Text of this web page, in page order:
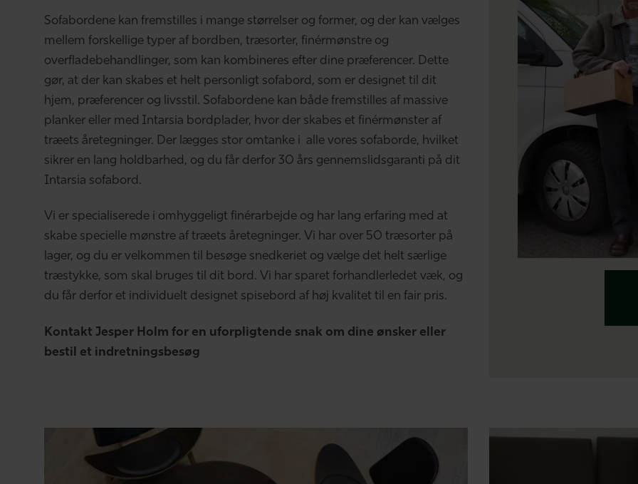
Sofabordene kan fremstilles i mange størrelser og former, og der kan vælges
mellem forskellige typer af bordben, træsorter, finérmønstre og
overfladebehandlinger, som kan kombineres efter dine præferencer. Dette
gør, at der kan skabes et helt personligt sofabord, som er designet til dit
hjem, præferencer og livsstil. Sofabordene kan både fremstilles af massive
planker eller med Intarsia bordplader, hvor der skabes et finérmønster af
træets åretegninger. Der lægges stor omtanke i alle vores sofaborde, hvilket
sikrer en lang holdbarhed, og du får derfor 30 års gennemslidsgaranti på dit
Intarsia sofabord.
Vi er specialiserede i omhyggeligt finérarbejde og har lang erfaring med at
skabe specielle mønstre af træets åretegninger. Vi har over 50 træsorter på
lager, og du er velkommen til besøge snedkeriet og vælge det helt særlige
træstykke, som skal bruges til dit bord. Vi har sparet forhandlerledet væk, og
du får derfor et individuelt designet spisebord af høj kvalitet til en fair pris.
Kontakt Jesper Holm for en uforpligtende snak om dine ønsker eller
bestil et indretningsbesøg